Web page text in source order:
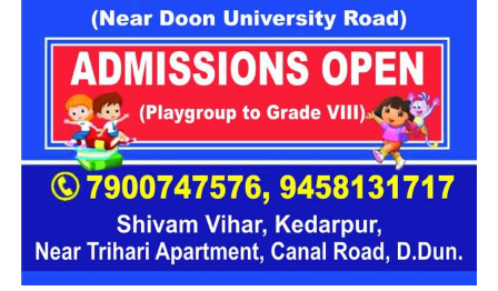
तितियाल
हल्द्वानी
अल्मोड़ा
डॉ. अजय कुमार
आर्या
निदेशक, चिकित्सा
शिक्षा प्रभार
प्राचार्य, मेडिकल कॉलेज
हल्द्वानी
डॉ. आशुतोष
सयाना
प्राचार्य, मेडिकल
कॉलेज श्रीनगर
निदेशक, चिकित्सा शिक्षा
डॉ. चंद्र मोहन
सिंह रावत
प्राचार्य, मेडिकल
कॉलेज हरिद्वार
प्राचार्य, मेडिकल कॉलेज
श्रीनगर
6 डॉ. पंकज सिंह
प्रोफेसर, मेडिकल
कॉलेज हल्द्वानी
प्रभारी प्राचार्य, मेडिकल
कॉलेज हरिद्वार